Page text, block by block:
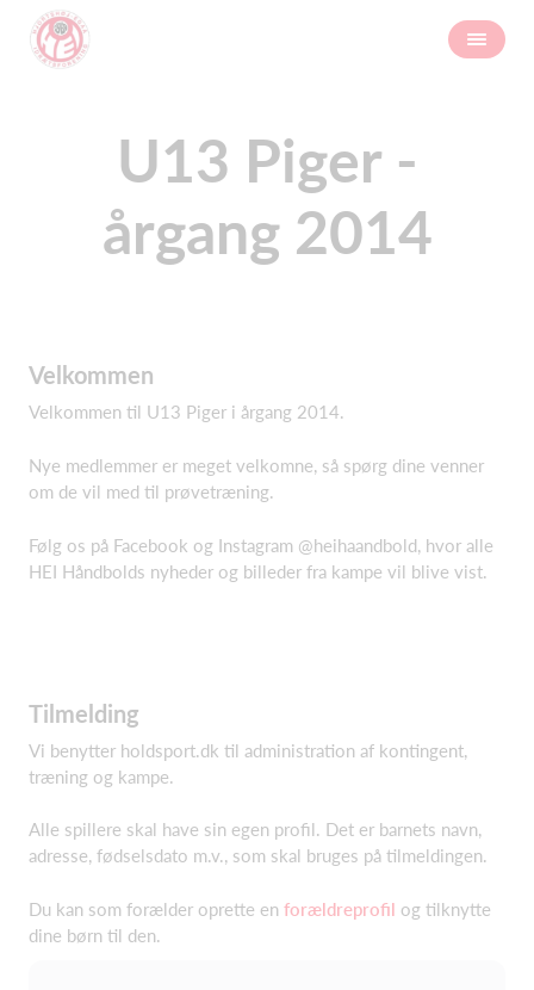
U13 Piger -
årgang 2014
Velkommen
Velkommen til U13 Piger i årgang 2014.
Nye medlemmer er meget velkomne, så spørg dine venner
om de vil med til prøvetræning.
Følg os på Facebook og Instagram @heihaandbold, hvor alle
HEI Håndbolds nyheder og billeder fra kampe vil blive vist.
Tilmelding
Vi benytter holdsport.dk til administration af kontingent,
træning og kampe.
Alle spillere skal have sin egen profil. Det er barnets navn,
adresse, fødselsdato m.v., som skal bruges på tilmeldingen.
Du kan som forælder oprette en forældreprofil og tilknytte
dine børn til den.